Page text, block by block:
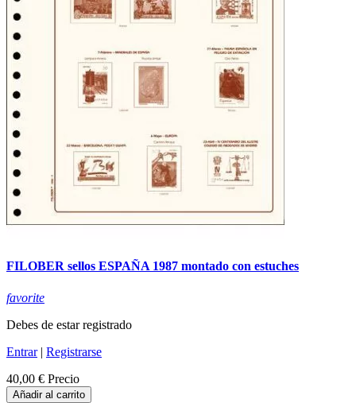
FILOBER sellos ESPAÑA 1987 montado con estuches
favorite
Debes de estar registrado
Entrar| Registrarse
40,00 € Precio
Añadir al carrito